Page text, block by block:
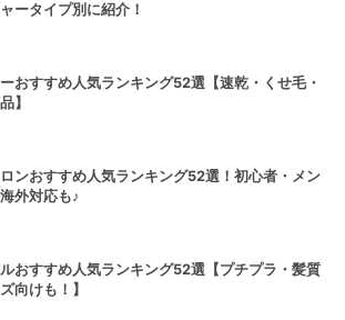
ータイプ別に紹介！
ーおすすめ人気ランキング52選【速乾・くせ毛・
】
ンおすすめ人気ランキング52選！初心者・メン
外対応も♪
おすすめ人気ランキング52選【プチプラ・髪質
向けも！】